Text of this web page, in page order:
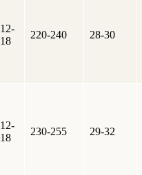
12-
18
220-240 28-30
12-
18
230-255 29-32